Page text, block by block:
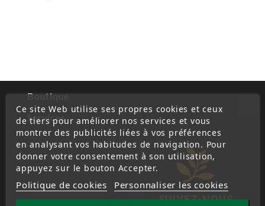
Boutique
Services
Ce site Web utilise ses propres cookies et ceux
de tiers pour améliorer nos services et vous
montrer des publicités liées à vos préférences
en analysant vos habitudes de navigation. Pour
donner votre consentement à son utilisation,
appuyez sur le bouton Accepter.
Politique de cookies Personnaliser les cookies
SUIVEZ-NOUS